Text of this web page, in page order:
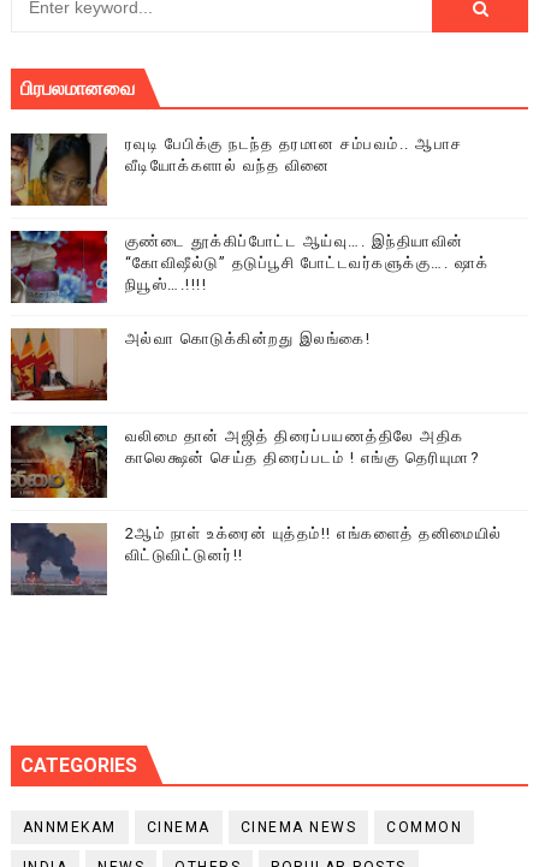
பிரபலமானவை
ரவுடி பேபிக்கு நடந்த தரமான சம்பவம்.. ஆபாச
வீடியோக்களால் வந்த வினை
குண்டை தூக்கிப்போட்ட ஆய்வு…. இந்தியாவின்
“கோவிஷீல்டு” தடுப்பூசி போட்டவர்களுக்கு…. ஷாக்
நியூஸ்….!!!!
அல்வா கொடுக்கின்றது இலங்கை!
வலிமை தான் அஜித் திரைப்பயணத்திலே அதிக
காலெக்ஷன் செய்த திரைப்படம் ! எங்கு தெரியுமா?
2ஆம் நாள் உக்ரைன் யுத்தம்!! எங்களைத் தனிமையில்
விட்டுவிட்டுனர்!!
CATEGORIES
ANNMEKAM CINEMA CINEMA NEWS COMMON